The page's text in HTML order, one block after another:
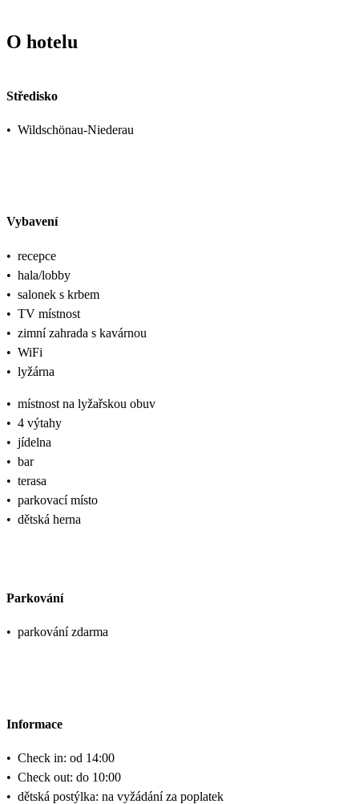
O hotelu
Středisko
• Wildschönau-Niederau
Vybavení
• recepce
• hala/lobby
• salonek s krbem
• TV místnost
• zimní zahrada s kavárnou
• WiFi
• lyžárna
• místnost na lyžařskou obuv
• 4 výtahy
• jídelna
• bar
• terasa
• parkovací místo
• dětská herna
Parkování
• parkování zdarma
Informace
• Check in: od 14:00
• Check out: do 10:00
• dětská postýlka: na vyžádání za poplatek